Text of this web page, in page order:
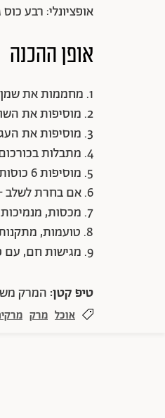
אופציונלי: רבע
אופן ההכנה
1. מחממות את שמן הזית בסיר בינוני. מוסיפות את הבצל ומטגנות כ־3 דקות עד להזהבה קלה.
2. מוסיפות את השום, הגזרות, תפוח האדמה, הקישוא והסלרי. מערבבות ומבשלות עוד 2 דקות.
3. מוסיפות את העגבנייה המגוררת ומבשלות דקה נוספת.
4. מתבלות בכורכום, מלח ופלפל.
5. מוסיפות 6 כוסות מים רותחים ומביאות לרתיחה (אפשר להוסיף עד 8 כוסות לפי ההעדפה).
6. אם בחרת לשלב – מוסיפות עכשיו את הגריסים, העדשים או הפתיתים.
7. מכסות, מנמיכות את האש ומבשלות כ־20 דקות, עד שהירקות רכות.
8. טועמות, מתקנות תיבול, ואם צריך – מוסיפות עוד מים רותחים.
9. מגישות חם, עם פטרוזיליה קצוצה מעל.
טיפ קטן: המרק
אוכל מרק